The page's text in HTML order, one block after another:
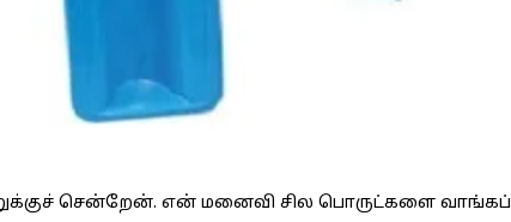
சென்றேன். என் மனைவி சில பொருட்களை வாங்கப்